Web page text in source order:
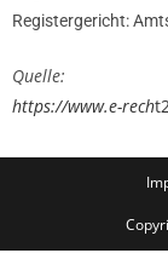
Registergericht:
Quelle:
https://www.e-rech